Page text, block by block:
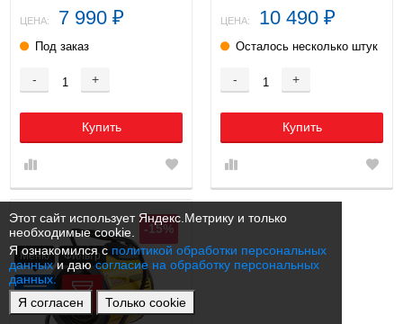
Этот сайт использует Яндекс.Метрику и только
необходимые cookie.
Я ознакомился с политикой обработки персональных
данныхи даю согласие на обработку персональных
данных.
Я согласен
Только cookie
ЦЕНА: 7 990 ₽
Под заказ
- +
Купить
ЦЕНА: 10 490 ₽
Осталось несколько штук
- +
Купить
-15%
Меню Фильтр